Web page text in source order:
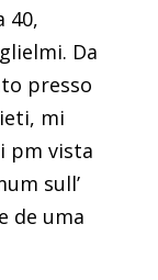
40,
Da
presso
mi
pm vista
sull’
de uma